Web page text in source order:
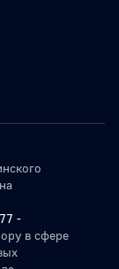
-
в сфере